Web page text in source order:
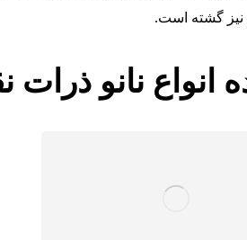
گشته است.
انواع نانو ذرات